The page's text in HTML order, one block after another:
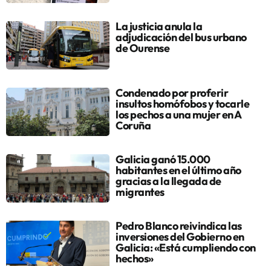
La justicia anula la
adjudicación del bus urbano
de Ourense
Condenado por proferir
insultos homófobos y tocarle
los pechos a una mujer en A
Coruña
Galicia ganó 15.000
habitantes en el último año
gracias a la llegada de
migrantes
Pedro Blanco reivindica las
inversiones del Gobierno en
Galicia: «Está cumpliendo con
hechos»